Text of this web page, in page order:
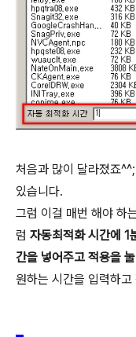
처음과 많이 달라졌죠
있습니다.
그럼 이걸 매번 해야 하
럼 자동최적화 시간에 1
간을 넣어주고 적용을
원하는 시간을 입력하